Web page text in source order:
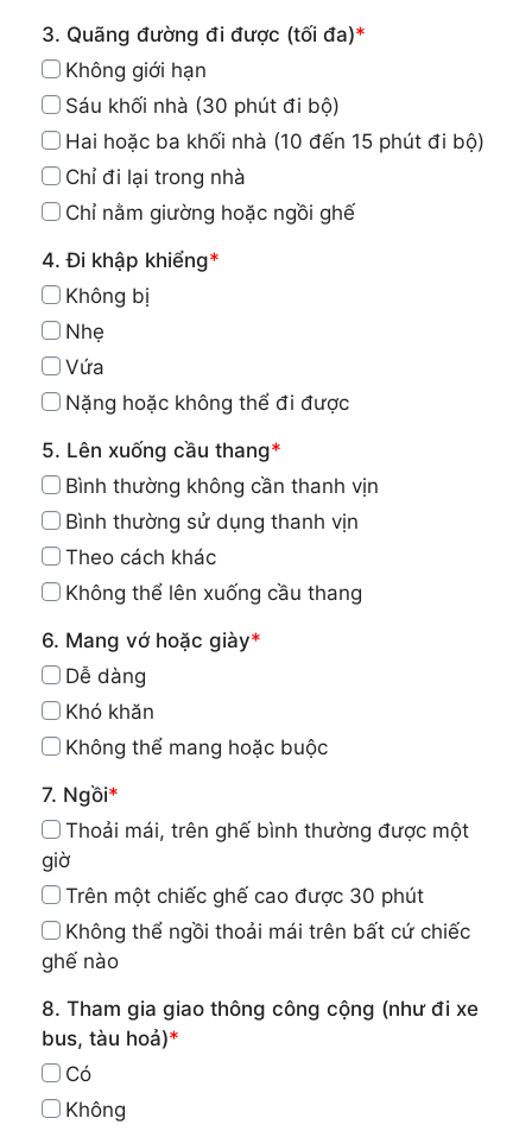
3. Quãng đường đi được (tối đa)*
Không giới hạn
Sáu khối nhà (30 phút đi bộ)
Hai hoặc ba khối nhà (10 đến 15 phút đi bộ)
Chỉ đi lại trong nhà
Chỉ nằm giường hoặc ngồi ghế
4. Đi khập khiểng*
Không bị
Nhẹ
Vứa
Nặng hoặc không thể đi được
5. Lên xuống cầu thang*
Bình thường không cần thanh vịn
Bình thường sử dụng thanh vịn
Theo cách khác
Không thể lên xuống cầu thang
6. Mang vớ hoặc giày*
Dễ dàng
Khó khăn
Không thể mang hoặc buộc
7. Ngồi*
Thoải mái, trên ghế bình thường được một
giờ
Trên một chiếc ghế cao được 30 phút
Không thể ngồi thoải mái trên bất cứ chiếc
ghế nào
8. Tham gia giao thông công cộng (như đi xe
bus, tàu hoả)*
Có
Không